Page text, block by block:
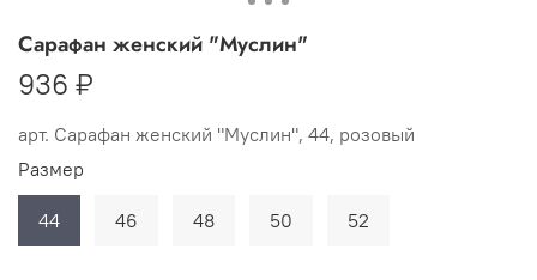
арт. Сарафан женский "Муслин", 44, розовый
Сарафан женский "Муслин"
936 ₽
Размер
44 46 48 50 52